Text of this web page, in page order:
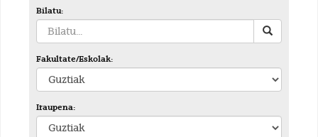
Bilatu:
Fakultate/Eskolak:
Iraupena: